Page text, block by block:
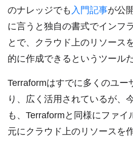
のナレッジでも 入門記事が公
に言うと独自の書式でインフ
とで、クラウド上のリソース
的に作成できるというツールだ
Terraformはすでに多くのユー
り、広く活用されているが、
も、Terraformと同様にファイ
元にクラウド上のリソースを